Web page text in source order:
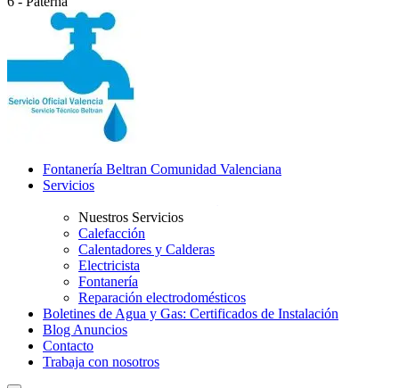
Fontanería Beltran Comunidad Valenciana
Servicios
Nuestros Servicios
Calefacción
Calentadores y Calderas
Electricista
Fontanería
Reparación electrodomésticos
Boletines de Agua y Gas: Certificados de Instalación
Blog Anuncios
Contacto
Trabaja con nosotros